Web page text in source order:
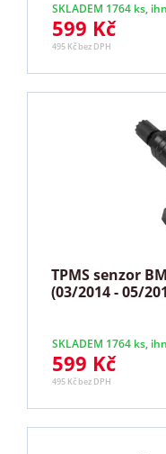
SKLADEM 1764 ks,
599 Kč
495 Kč bez DPH
TPMS senzor
(03/2014 - 05/
SKLADEM 1764 ks,
599 Kč
495 Kč bez DPH